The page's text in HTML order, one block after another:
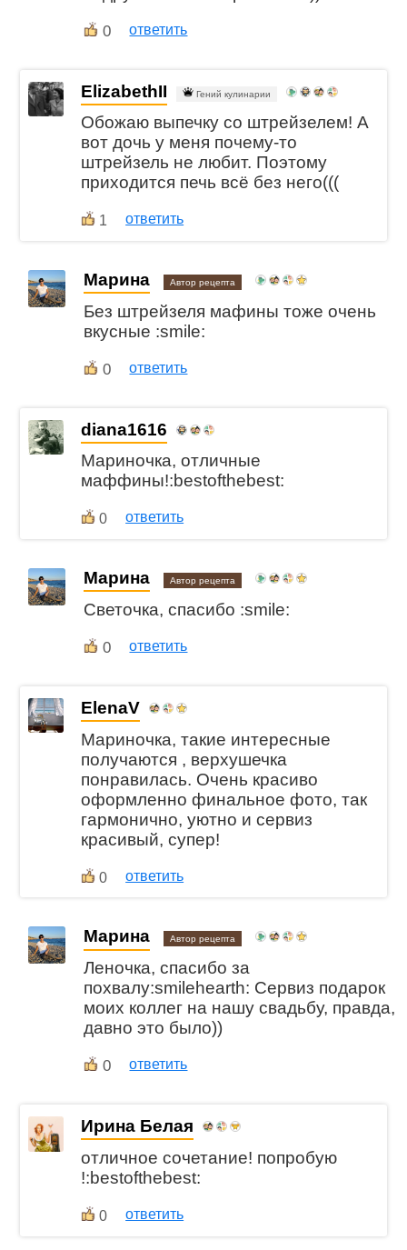
0 ответить
ElizabethII Гений кулинарии
Обожаю выпечку со штрейзелем! А
вот дочь у меня почему-то
штрейзель не любит. Поэтому
приходится печь всё без него(((
1 ответить
Марина Автор рецепта
Без штрейзеля мафины тоже очень
вкусные :smile:
0 ответить
diana1616
Мариночка, отличные
маффины!:bestofthebest:
0 ответить
Марина Автор рецепта
Светочка, спасибо :smile:
0 ответить
ElenaV
Мариночка, такие интересные
получаются , верхушечка
понравилась. Очень красиво
оформленно финальное фото, так
гармонично, уютно и сервиз
красивый, супер!
0 ответить
Марина Автор рецепта
Леночка, спасибо за
похвалу:smilehearth: Сервиз подарок
моих коллег на нашу свадьбу, правда,
давно это было))
0 ответить
Ирина Белая
отличное сочетание! попробую
!:bestofthebest:
0 ответить